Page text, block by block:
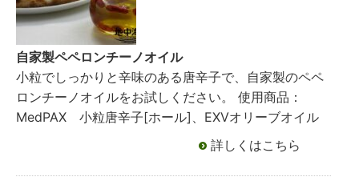
自家製ペペロンチーノオイル
小粒でしっかりと辛味のある唐辛子で、自家製のペペ
ロンチーノオイルをお試しください。 使用商品：
MedPAX 小粒唐辛子[ホール]、EXVオリーブオイル
詳しくはこちら